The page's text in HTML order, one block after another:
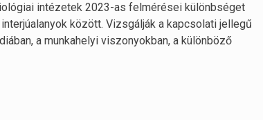
intézetek 2023-as felmérései különbséget
között. Vizsgálják a kapcsolati jellegű
a munkahelyi viszonyokban, a különböző